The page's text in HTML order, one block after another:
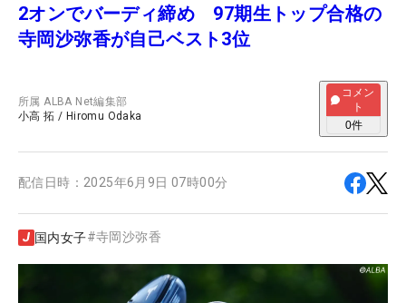
2オンでバーディ締め 97期生トップ合格の
寺岡沙弥香が自己ベスト3位
所属ALBA Net編集部
小高 拓 / Hiromu Odaka
コメン
ト
0件
配信日時： 2025年6月9日 07時00分
国内女子#寺岡沙弥香